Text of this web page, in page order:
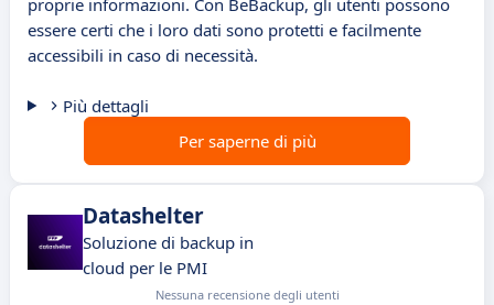
proprie informazioni. Con BeBackup, gli utenti possono
essere certi che i loro dati sono protetti e facilmente
accessibili in caso di necessità.
Più dettagli
Per saperne di più
Datashelter
Soluzione di backup in
cloud per le PMI
Nessuna recensione degli utenti